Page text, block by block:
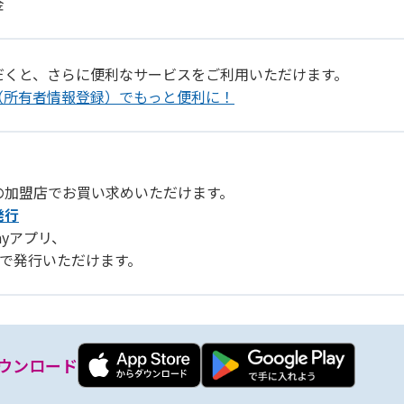
と、さらに便利なサービスをご利用いただけます。
有者情報登録）でもっと便利に！
盟店でお買い求めいただけます。
行
プリ、
発行いただけます。
ンロード